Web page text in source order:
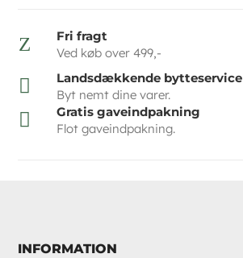
Z
Fri fragt
Ved køb over 499,-

Landsdækkende bytteservice
Byt nemt dine varer.

Gratis gaveindpakning
Flot gaveindpakning.
INFORMATION